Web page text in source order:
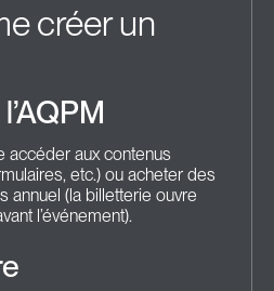
créer un
accéder aux contenus
etc.) ou acheter des
annuel (la billetterie ouvre
l’événement).